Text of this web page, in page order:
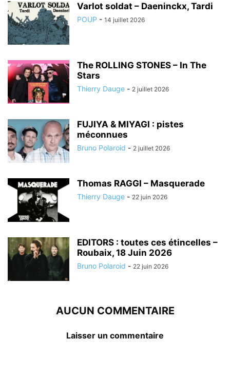
Varlot soldat – Daeninckx, Tardi
POUP - 14 juillet 2026
The ROLLING STONES – In The
Stars
Thierry Dauge - 2 juillet 2026
FUJIYA & MIYAGI : pistes
méconnues
Bruno Polaroid - 2 juillet 2026
Thomas RAGGI – Masquerade
Thierry Dauge - 22 juin 2026
EDITORS : toutes ces étincelles –
Roubaix, 18 Juin 2026
Bruno Polaroid - 22 juin 2026
AUCUN COMMENTAIRE
Laisser un commentaire